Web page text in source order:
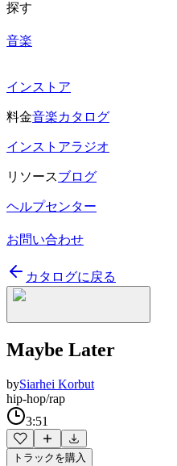
探す
音楽
インストア
料金音楽カタログ
インストアラジオ
リソースブログ
ヘルプセンター
お問い合わせ
カタログに戻る
Maybe Later
bySiarhei Korbut
hip-hop/rap
3:51
トラックを購入